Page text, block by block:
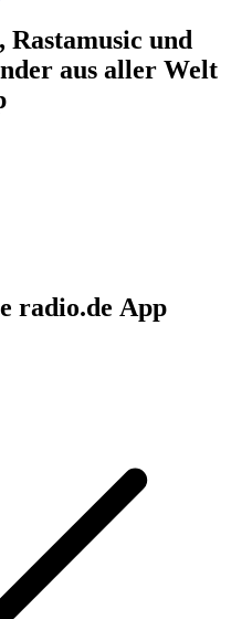
und
aus aller Welt
radio.de App